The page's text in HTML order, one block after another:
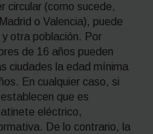
circular (como sucede,
o Valencia), puede
otra población. Por
de 16 años pueden
ciudades la edad mínima
En cualquier caso, si
que es
eléctrico,
De lo contrario, la